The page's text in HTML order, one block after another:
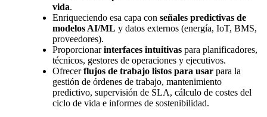
vida.
Enriqueciendo esa capa con señales predictivas de
modelos AI/ML y datos externos (energía, IoT, BMS,
proveedores).
Proporcionarinterfaces intuitivas para planificadores,
técnicos, gestores de operaciones y ejecutivos.
Ofrecerflujos de trabajo listos para usar para la
gestión de órdenes de trabajo, mantenimiento
predictivo, supervisión de SLA, cálculo de costes del
ciclo de vida e informes de sostenibilidad.